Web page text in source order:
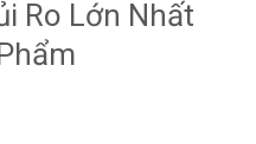
Ro Lớn Nhất